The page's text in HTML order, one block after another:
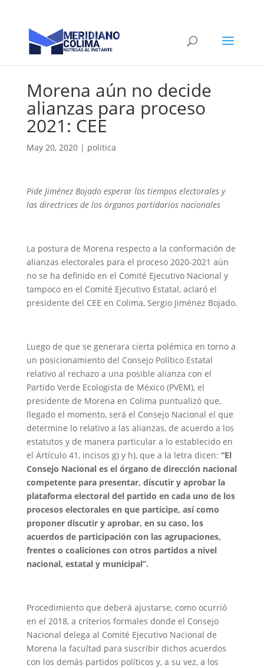
Morena aún no decide
alianzas para proceso
2021: CEE
May 20, 2020| politica
Pide Jiménez Bojado esperar los tiempos electorales y
las directrices de los órganos partidarios nacionales
La postura de Morena respecto a la conformación de
alianzas electorales para el proceso 2020-2021 aún
no se ha definido en el Comité Ejecutivo Nacional y
tampoco en el Comité Ejecutivo Estatal, aclaró el
presidente del CEE en Colima, Sergio Jiménez Bojado.
Luego de que se generara cierta polémica en torno a
un posicionamiento del Consejo Político Estatal
relativo al rechazo a una posible alianza con el
Partido Verde Ecologista de México (PVEM), el
presidente de Morena en Colima puntualizó que,
llegado el momento, será el Consejo Nacional el que
determine lo relativo a las alianzas, de acuerdo a los
estatutos y de manera particular a lo establecido en
el Artículo 41, incisos g) y h), que a la letra dicen: “El
Consejo Nacional es el órgano de dirección nacional
competente para presentar, discutir y aprobar la
plataforma electoral del partido en cada uno de los
procesos electorales en que participe, así como
proponer discutir y aprobar, en su caso, los
acuerdos de participación con las agrupaciones,
frentes o coaliciones con otros partidos a nivel
nacional, estatal y municipal”.
Procedimiento que deberá ajustarse, como ocurrió
en el 2018, a criterios formales donde el Consejo
Nacional delega al Comité Ejecutivo Nacional de
Morena la facultad para suscribir dichos acuerdos
con los demás partidos políticos y, a su vez, a los